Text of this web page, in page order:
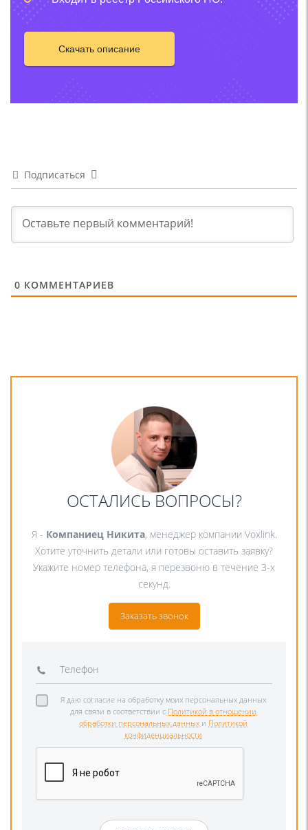
Скачать описание
Подписаться
0 КОММЕНТАРИЕВ
ОСТАЛИСЬ ВОПРОСЫ?
Я - Компаниец Никита, менеджер компании Voxlink.
Хотите уточнить детали или готовы оставить заявку?
Укажите номер телефона, я перезвоню в течение 3-х
секунд.
Заказать звонок
Я даю согласие на обработку моих персональных данных
для связи в соответствии с Политикой в отношении
обработки персональных данных и Политикой
конфиденциальности